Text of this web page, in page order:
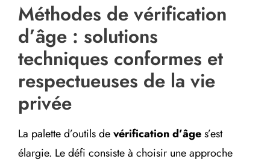
Méthodes de vérification
d’âge : solutions
techniques conformes et
respectueuses de la vie
privée
La palette d’outils devérification d’âges’est
élargie. Le défi consiste à choisir une approche